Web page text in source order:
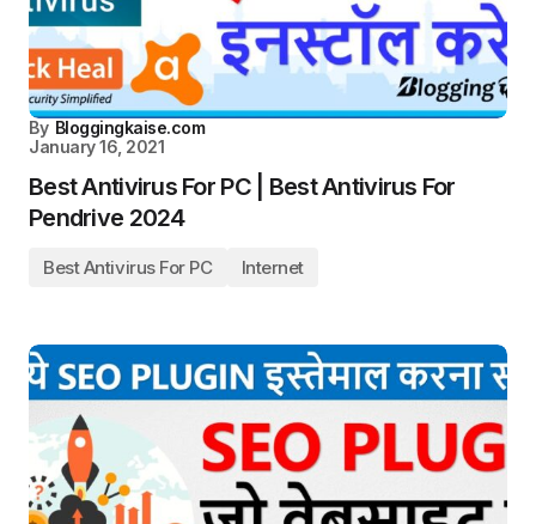
By Bloggingkaise.com
January 16, 2021
Best Antivirus For PC | Best Antivirus For
Pendrive 2024
Best Antivirus For PC Internet